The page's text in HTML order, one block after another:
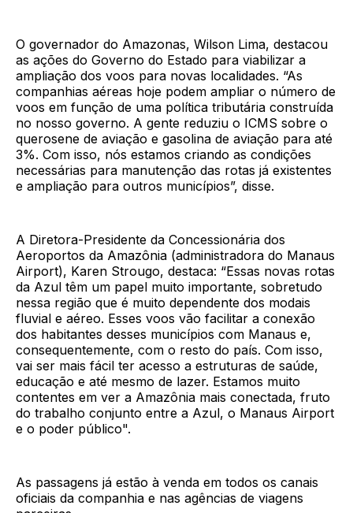
O governador do Amazonas, Wilson Lima, destacou
as ações do Governo do Estado para viabilizar a
ampliação dos voos para novas localidades. “As
companhias aéreas hoje podem ampliar o número de
voos em função de uma política tributária construída
no nosso governo. A gente reduziu o ICMS sobre o
querosene de aviação e gasolina de aviação para até
3%. Com isso, nós estamos criando as condições
necessárias para manutenção das rotas já existentes
e ampliação para outros municípios”, disse.
A Diretora-Presidente da Concessionária dos
Aeroportos da Amazônia (administradora do Manaus
Airport), Karen Strougo, destaca: “Essas novas rotas
da Azul têm um papel muito importante, sobretudo
nessa região que é muito dependente dos modais
fluvial e aéreo. Esses voos vão facilitar a conexão
dos habitantes desses municípios com Manaus e,
consequentemente, com o resto do país. Com isso,
vai ser mais fácil ter acesso a estruturas de saúde,
educação e até mesmo de lazer. Estamos muito
contentes em ver a Amazônia mais conectada, fruto
do trabalho conjunto entre a Azul, o Manaus Airport
e o poder público".
As passagens já estão à venda em todos os canais
oficiais da companhia e nas agências de viagens